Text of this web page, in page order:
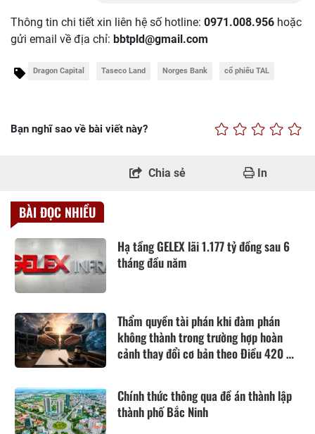
Thông tin chi tiết xin liên hệ số hotline: 0971.008.956 hoặc
gửi email về địa chỉ: bbtpld@gmail.com
Dragon Capital Taseco Land Norges Bank cổ phiếu TAL
Bạn nghĩ sao về bài viết này?
Chia sẻ In
BÀI ĐỌC NHIỀU
Hạ tầng GELEX lãi 1.177 tỷ đồng sau 6
tháng đầu năm
Thẩm quyền tài phán khi đàm phán
không thành trong trường hợp hoàn
cảnh thay đổi cơ bản theo Điều 420 Bộ
Chính thức thông qua đề án thành lập
thành phố Bắc Ninh